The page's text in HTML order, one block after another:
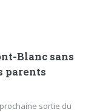
Blanc sans
parents
sortie du